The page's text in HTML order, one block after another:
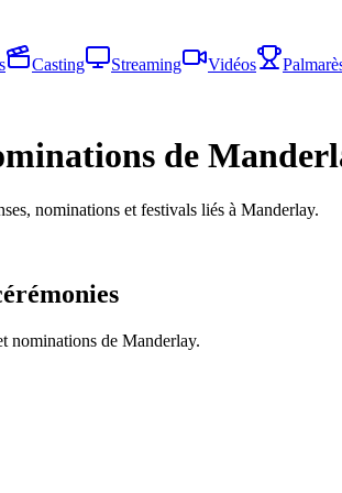
Casting Streaming Vidéos
de
nominations et festivals liés à Manderlay.
nominations de Manderlay.